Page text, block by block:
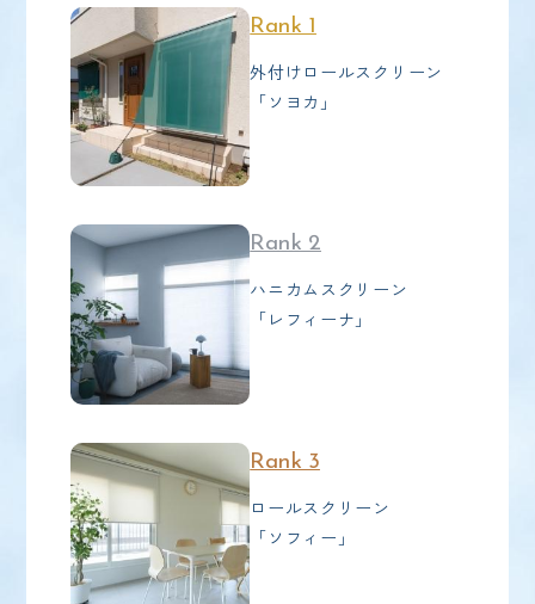
Rank 1
外付けロールスクリーン
「ソヨカ」
Rank 2
ハニカムスクリーン
「レフィーナ」
Rank 3
ロールスクリーン
「ソフィー」